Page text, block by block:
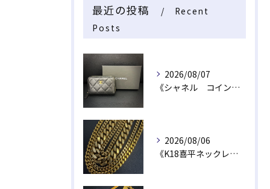
最近の投稿
Recent
Posts
2026/08/07
《シャネル コインケース》
2026/08/06
《K18喜平ネックレス・ブレスレット》